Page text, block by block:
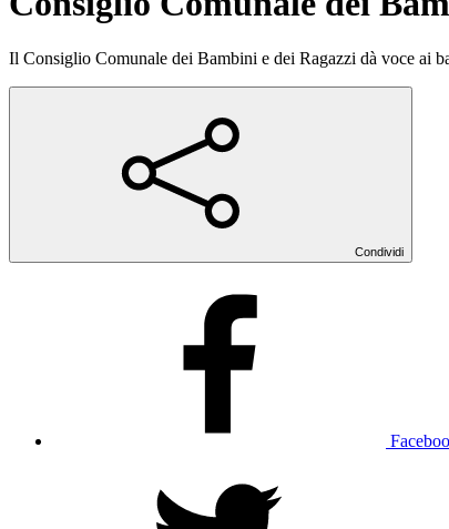
Il Consiglio Comunale dei Bambini e dei Ragazzi dà voce ai
Condividi